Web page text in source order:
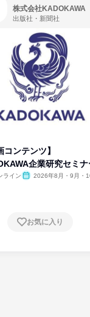
株式会社KADOKAWA
出版社・新聞社
コンテンツ】
企業研究セミナ
ライン
2026年8月・9月・
お気に入り